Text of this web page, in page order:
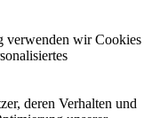
wir Cookies
deren Verhalten und